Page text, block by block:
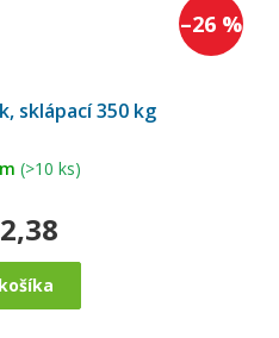
–26 %
sklápací 350 kg
(>10 ks)